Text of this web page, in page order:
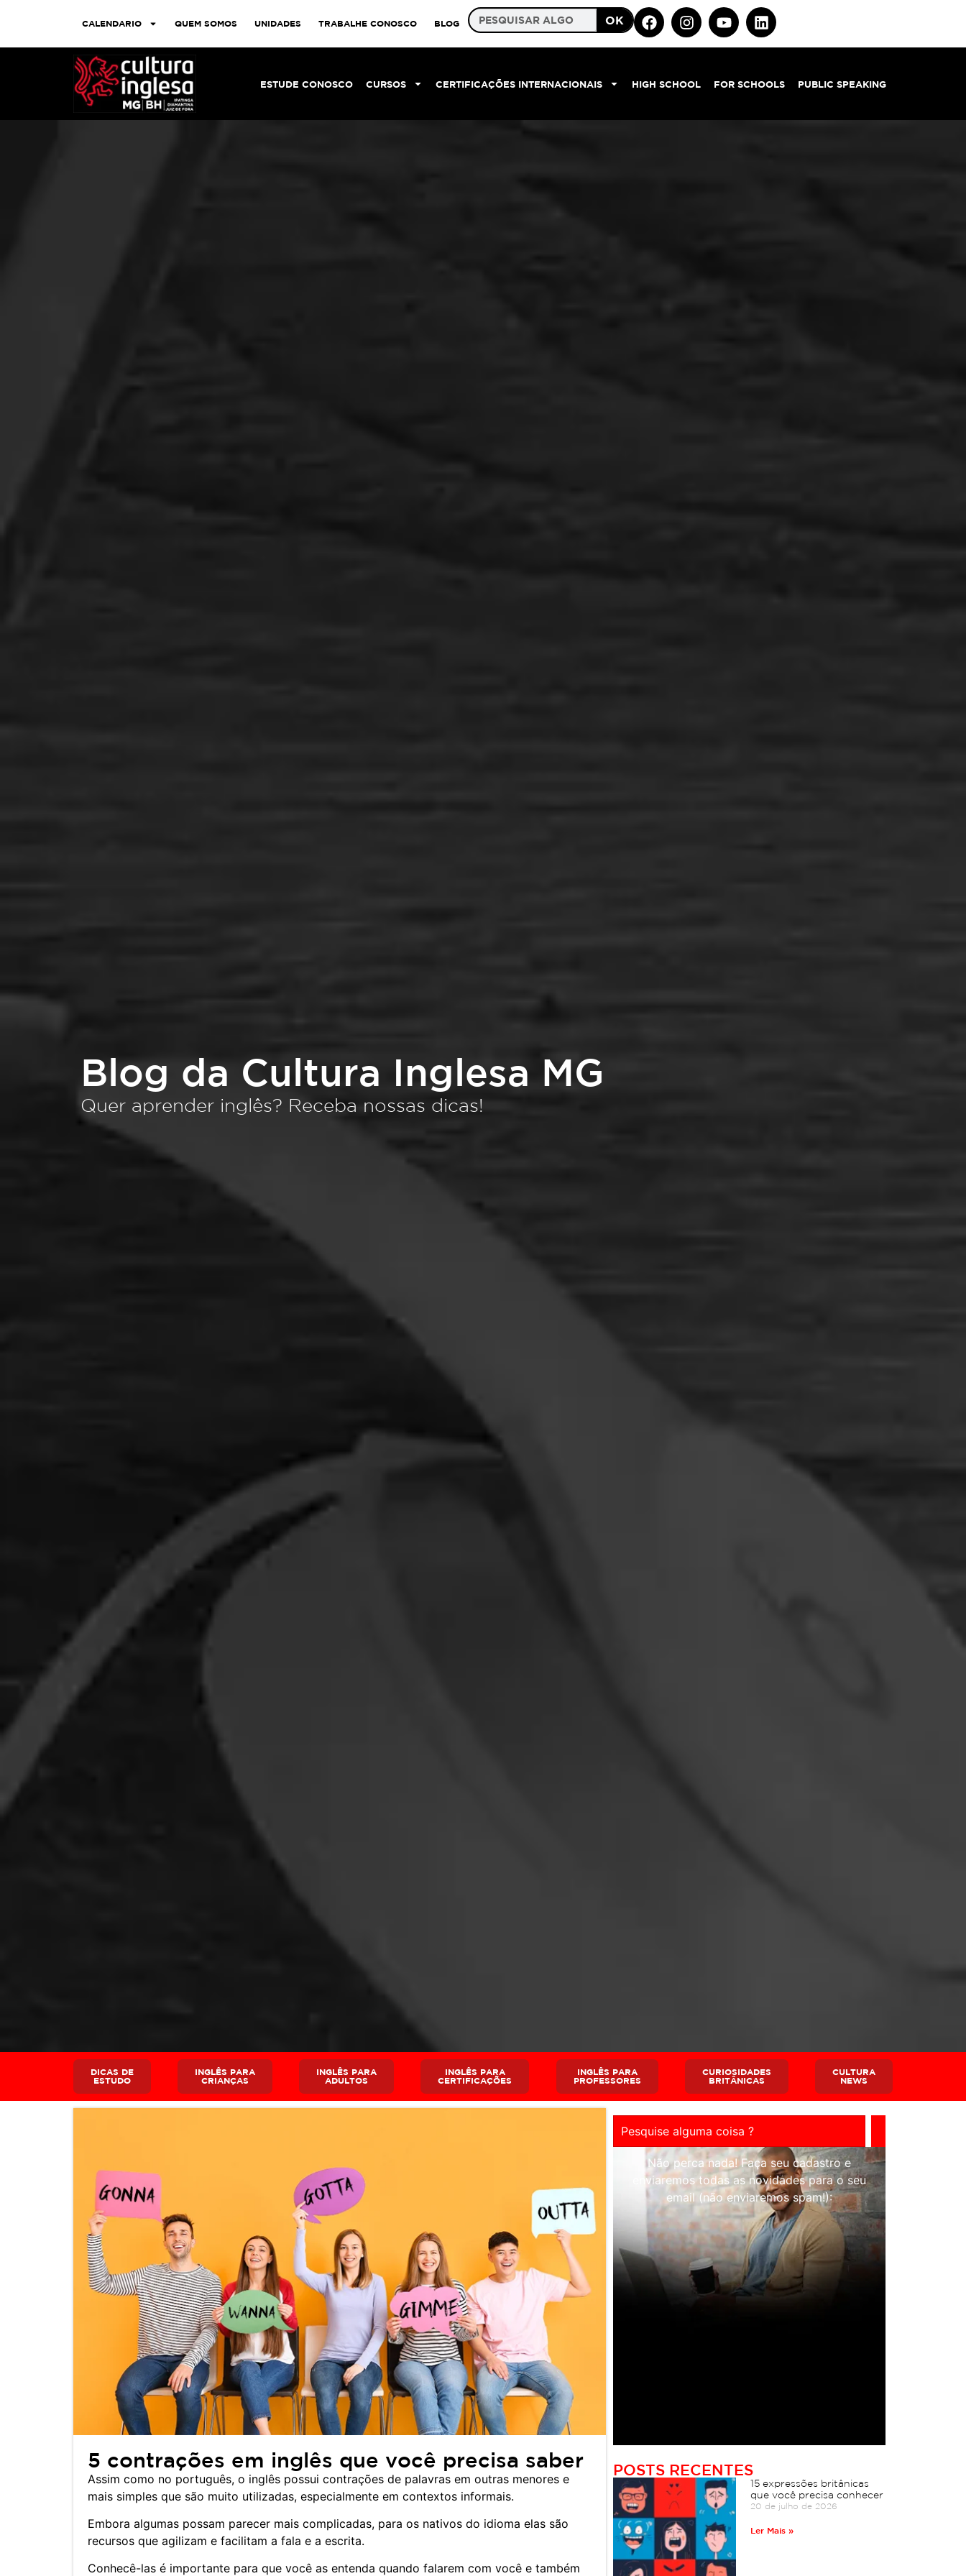
CALENDARIO QUEM SOMOS UNIDADES TRABALHE CONOSCO BLOG OK
ESTUDE CONOSCO CURSOS CERTIFICAÇÕES INTERNACIONAIS HIGH SCHOOL FOR SCHOOLS PUBLIC SPEAKING
Blog da Cultura Inglesa MG
Quer aprender inglês? Receba nossas dicas!
DICAS DE
ESTUDO
INGLÊS PARA
CRIANÇAS
INGLÊS PARA
ADULTOS
INGLÊS PARA
CERTIFICAÇÕES
INGLÊS PARA
PROFESSORES
CURIOSIDADES
BRITÂNICAS
CULTURA
NEWS
5 contrações em inglês que você precisa saber
Assim como no português, o inglês possui contrações de palavras em outras menores e
mais simples que são muito utilizadas, especialmente em contextos informais.
Embora algumas possam parecer mais complicadas, para os nativos do idioma elas são
recursos que agilizam e facilitam a fala e a escrita.
Conhecê-las é importante para que você as entenda quando falarem com você e também
Não perca nada! Faça seu cadastro e
enviaremos todas as novidades para o seu
email (não enviaremos spam!):
POSTS RECENTES
15 expressões britânicas
que você precisa conhecer
20 de julho de 2026
Ler Mais »